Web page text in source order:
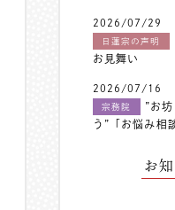
2026/07/29
日蓮宗の声明
お見舞い
2026/07/16
宗務院
”お
う”「お悩み相
お